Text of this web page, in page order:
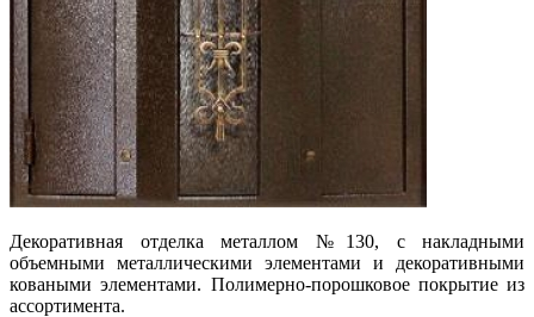
Декоративная отделка металлом №130, с накладными
объемными металлическими элементами и декоративными
коваными элементами. Полимерно-порошковое покрытие из
ассортимента.